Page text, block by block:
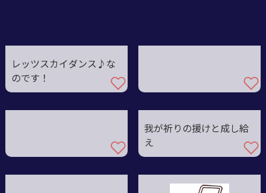
レッツスカイダンス♪な
のです！
我が祈りの援けと成し給
え